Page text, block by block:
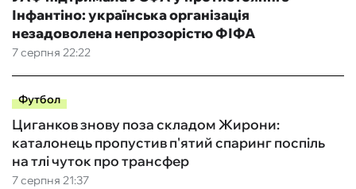
7 серпня 22:22
Інфантіно: українська організація
незадоволена непрозорістю ФІФА
Футбол
7 серпня 21:37
Циганков знову поза складом Жирони:
каталонець пропустив п'ятий спаринг поспіль
на тлі чуток про трансфер